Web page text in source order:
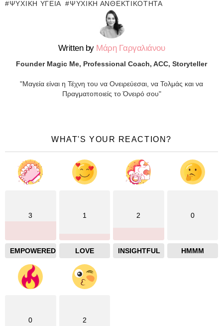
ΨΥΧΙΚΉ ΥΓΕΊΑ ΨΥΧΙΚΉ ΑΝΘΕΚΤΙΚΌΤΗΤΑ
Written by Μάρη Γαργαλιάνου
Founder Magic Me, Professional Coach, ACC, Storyteller
"Μαγεία είναι η Τέχνη του να Ονειρεύεσαι, να Τολμάς και να
Πραγματοποιείς το Όνειρό σου"
WHAT'S YOUR REACTION?
3
EMPOWERED
1
LOVE
2
INSIGHTFUL
0
HMMM
0 2